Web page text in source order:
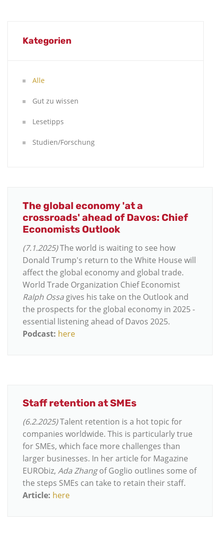
Kategorien
Alle
Gut zu wissen
Lesetipps
Studien/Forschung
The global economy 'at a
crossroads' ahead of Davos: Chief
Economists Outlook
(7.1.2025)The world is waiting to see how
Donald Trump's return to the White House will
affect the global economy and global trade.
World Trade Organization Chief Economist
Ralph Ossa gives his take on the Outlook and
the prospects for the global economy in 2025 -
essential listening ahead of Davos 2025.
Podcast: here
Staff retention at SMEs
(6.2.2025)Talent retention is a hot topic for
companies worldwide. This is particularly true
for SMEs, which face more challenges than
larger businesses. In her article for Magazine
EURObiz, Ada Zhangof Goglio outlines some of
the steps SMEs can take to retain their staff.
Article: here